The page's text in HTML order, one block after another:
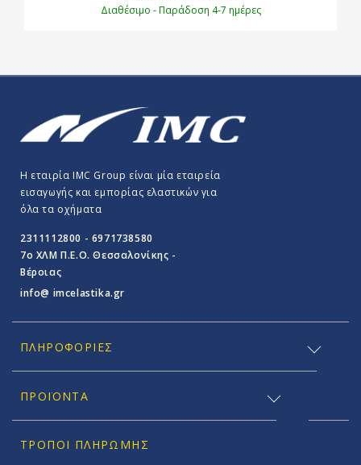
Διαθέσιμο - Παράδοση 4-7 ημέρες
Η εταιρία IMC Group είναι μία εταιρεία
εισαγωγής και εμπορίας ελαστικών για
όλα τα οχήματα
2311112800 - 6971738580
7o ΧΛΜ Π.E.O. Θεσσαλονίκης -
Βέροιας
info@ imcelastika.gr
ΠΛΗΡΟΦΟΡΊΕΣ
ΠΡΟΪΟΝΤΑ
ΤΡΌΠΟΙ ΠΛΗΡΩΜΉΣ